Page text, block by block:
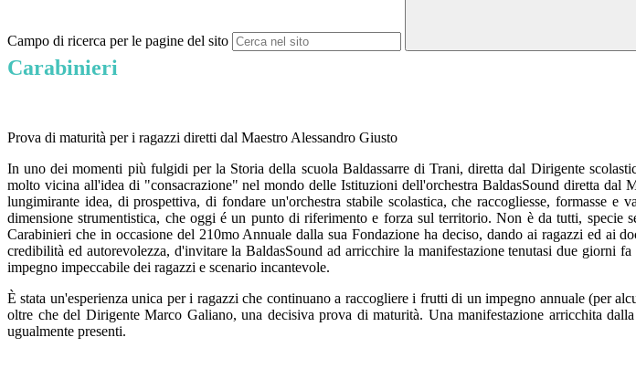
Campo di ricerca per le pagine del sito
Carabinieri
Prova di maturità per i ragazzi diretti dal Maestro Alessandro Giusto
In uno dei momenti più fulgidi per la Storia della scuola Baldassarre di Trani, diretta dal Dirigente
molto vicina all'idea di "consacrazione" nel mondo delle Istituzioni dell'orchestra BaldasSound diretta dal
lungimirante idea, di prospettiva, di fondare un'orchestra stabile scolastica, che raccogliesse, formasse
dimensione strumentistica, che oggi é un punto di riferimento e forza sul territorio. Non è da tutti,
Carabinieri che in occasione del 210mo Annuale dalla sua Fondazione ha deciso, dando ai ragazzi ed
credibilità ed autorevolezza, d'invitare la BaldasSound ad arricchire la manifestazione tenutasi due
impegno impeccabile dei ragazzi e scenario incantevole.
È stata un'esperienza unica per i ragazzi che continuano a raccogliere i frutti di un impegno annuale (per
oltre che del Dirigente Marco Galiano, una decisiva prova di maturità. Una manifestazione arricchita
ugualmente presenti.